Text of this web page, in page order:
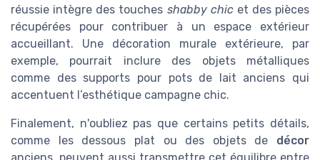
réussie intègre des touches shabby chicet des pièces
récupérées pour contribuer à un espace extérieur
accueillant. Une décoration murale extérieure, par
exemple, pourrait inclure des objets métalliques
comme des supports pour pots de lait anciens qui
accentuent l’esthétique campagne chic.
Finalement, n'oubliez pas que certains petits détails,
comme les dessous plat ou des objets de décor
anciens, peuvent aussi transmettre cet équilibre entre